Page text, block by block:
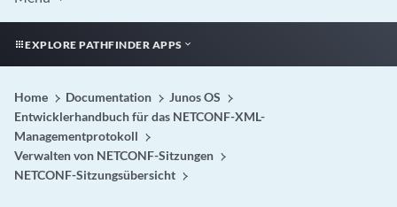
EXPLORE PATHFINDER APPS
Home Documentation
Junos OS
Entwicklerhandbuch für das NETCONF-XML-
Managementprotokoll
Verwalten von NETCONF-Sitzungen
NETCONF-Sitzungsübersicht